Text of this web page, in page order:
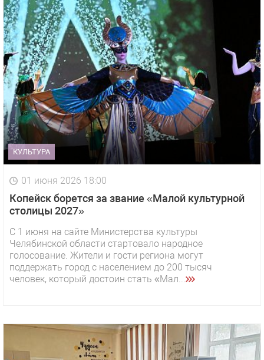
КУЛЬТУРА
01 июня 2026 18:00
Копейск борется за звание «Малой культурной
столицы 2027»
С 1 июня на сайте Министерства культуры
Челябинской области стартовало народное
голосование. Жители и гости региона могут
поддержать город с населением до 200 тысяч
человек, который достоин стать «Мал...